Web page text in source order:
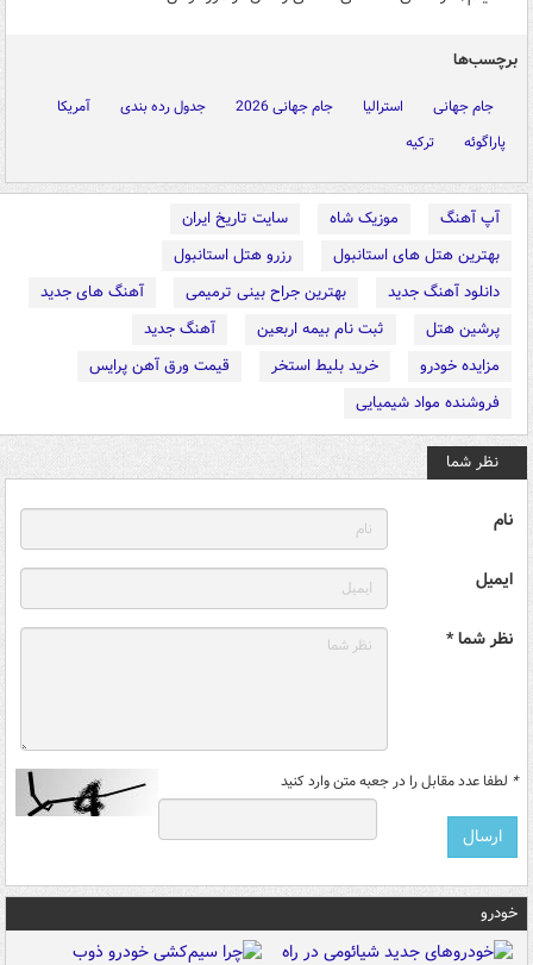
برچسب‌ها
جام جهانی استرالیا جام جهانی 2026 جدول رده بندی
آمریکا
پاراگوئه
ترکیه
آپ آهنگ موزیک شاه
سایت تاریخ ایران
بهترین هتل های استانبول
رزرو هتل استانبول
دانلود آهنگ جدید
بهترین جراح بینی ترمیمی
آهنگ های جدید
پرشین هتل
ثبت نام بیمه اربعین
آهنگ جدید
مزایده خودرو
خرید بلیط استخر
قیمت ورق آهن پرایس
فروشنده مواد شیمیایی
نظر شما
نام
ایمیل
نظر شما *
* لطفا عدد مقابل را در جعبه متن وارد کنید
خودرو